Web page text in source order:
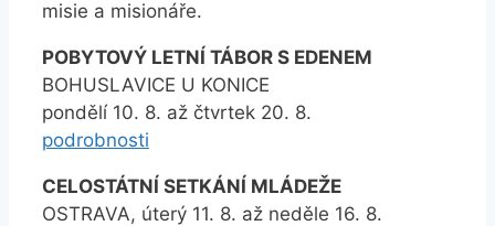
misie a misionáře.
POBYTOVÝ LETNÍ TÁBOR S EDENEM
BOHUSLAVICE U KONICE
pondělí 10. 8. až čtvrtek 20. 8.
podrobnosti
CELOSTÁTNÍ SETKÁNÍ MLÁDEŽE
OSTRAVA, úterý 11. 8. až neděle 16. 8.